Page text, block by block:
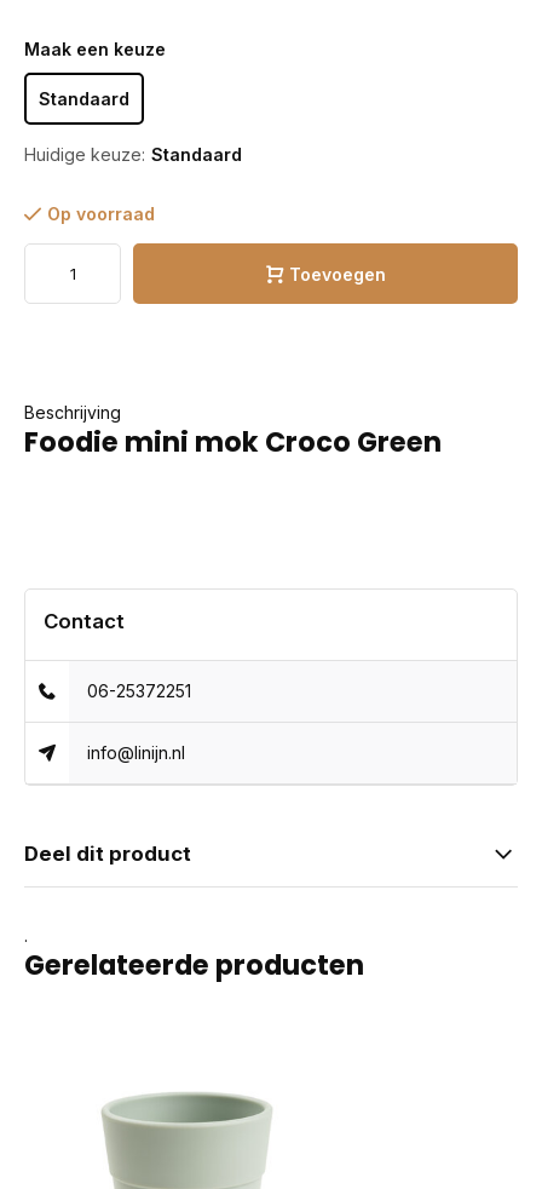
Maak een keuze
Standaard
Huidige keuze: Standaard
Op voorraad
Toevoegen
Beschrijving
Foodie mini mok Croco Green
Contact
06-25372251
info@linijn.nl
Deel dit product
.
Gerelateerde producten